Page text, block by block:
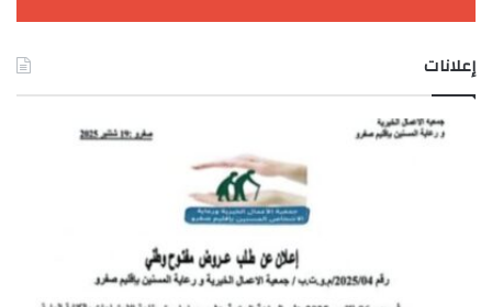
إعلانات